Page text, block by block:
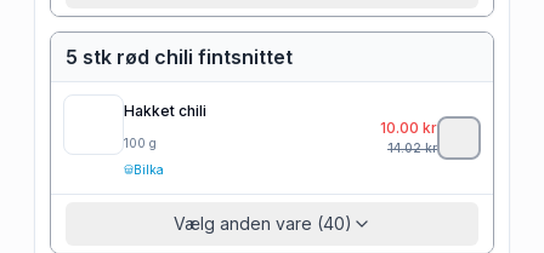
5 stk rød chili fintsnittet
Hakket chili
100 g
Bilka
10.00 kr
14.02kr
Vælg anden vare (40)